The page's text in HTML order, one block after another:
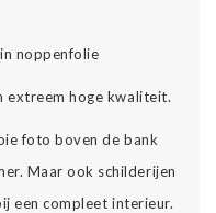
noppenfolie
extreem hoge kwaliteit.
foto boven de bank
Maar ook schilderijen
een compleet interieur.